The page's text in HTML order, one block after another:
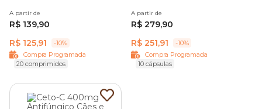
A partir de
R$ 139,90
R$ 125,91
-10%
Compra Programada
20 comprimidos
A partir de
R$ 279,90
R$ 251,91
-10%
Compra Programada
10 cápsulas